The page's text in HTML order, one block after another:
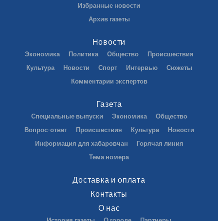
Избранные новости
Архив газеты
Новости
Экономика Политика Общество
Происшествия
Культура
Новости Спорт Интервью
Сюжеты
Комментарии экспертов
Газета
Специальные выпуски Экономика
Общество
Вопрос-ответ
Происшествия Культура
Новости
Информация для хабаровчан
Горячая линия
Тема номера
Доставка и оплата
Контакты
О нас